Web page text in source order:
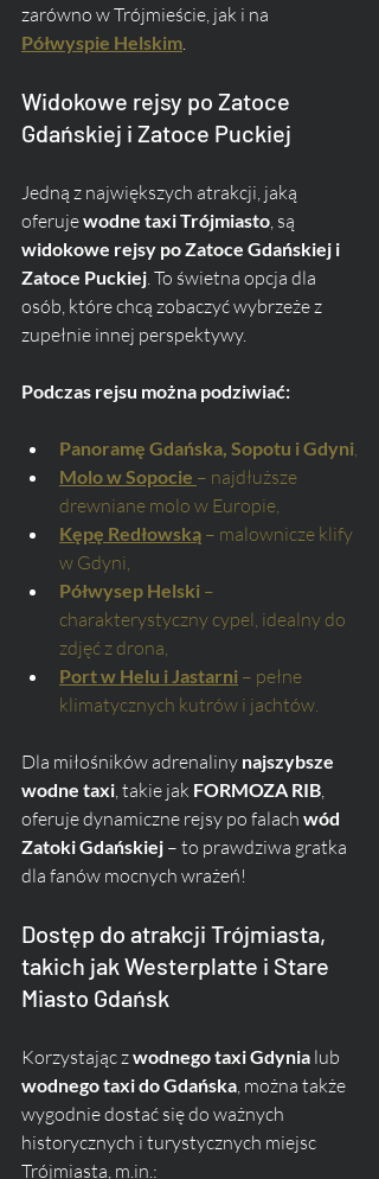
zarówno w Trójmieście, jak i na
Półwyspie Helskim
Widokowe rejsy po Zatoce
Gdańskiej i Zatoce Puckiej
Jedną z największych atrakcji, jaką
oferuje wodne taxi Trójmiasto , są
widokowe rejsy po Zatoce Gdańskiej i
Zatoce Puckiej . To świetna opcja dla
osób, które chcą zobaczyć wybrzeże z
zupełnie innej perspektywy.
Podczas rejsu można podziwiać:
Panoramę Gdańska, Sopotu i Gdyni
Molo w Sopocie – najdłuższe
drewniane molo w Europie,
Kępę Redłowską – malownicze klify
w Gdyni,
Półwysep Helski –
charakterystyczny cypel, idealny do
zdjęć z drona,
Port w Helu i Jastarni – pełne
klimatycznych kutrów i jachtów.
Dla miłośników adrenaliny najszybsze
wodne taxi , takie jak FORMOZA RIB
oferuje dynamiczne rejsy po falach wód
Zatoki Gdańskiej – to prawdziwa gratka
dla fanów mocnych wrażeń!
Dostęp do atrakcji Trójmiasta,
takich jak Westerplatte i Stare
Miasto Gdańsk
Korzystając z wodnego taxi Gdynia lub
wodnego taxi do Gdańska , można także
wygodnie dostać się do ważnych
historycznych i turystycznych miejsc
Trójmiasta, m.in.: